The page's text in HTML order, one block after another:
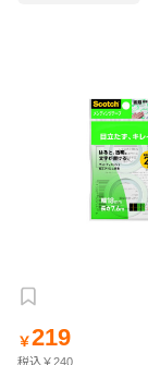
￥219
税込￥240